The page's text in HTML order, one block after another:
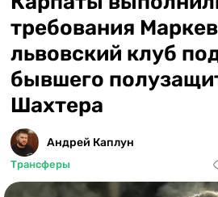
Германия
Италия
Франция
Украина
ЛЧ
требования
львовский клуб
бывшего
Шахтера
Андрей Каплун
Трансферы